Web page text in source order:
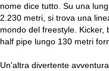
nome dice tutto. Su una
2.230 metri, si trova una
mondo del freestyle. Kicker,
half pipe lungo 130 metri
Un'altra divertente